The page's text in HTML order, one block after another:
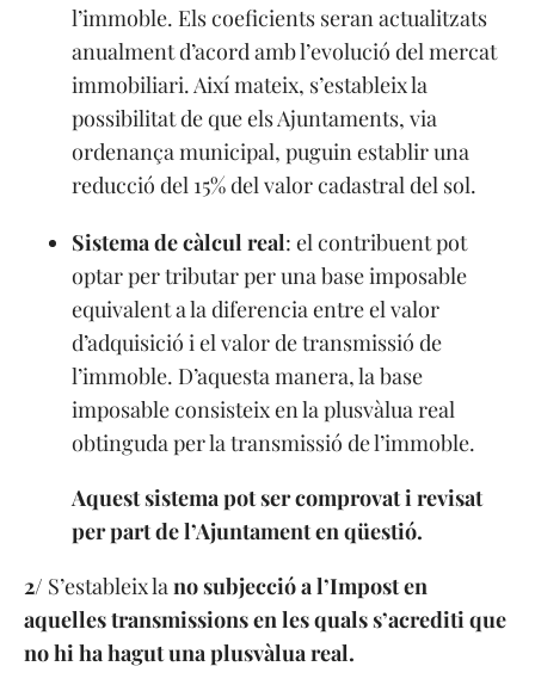
l’immoble. Els coeficients seran actualitzats
anualment d’acord amb l’evolució del mercat
immobiliari. Així mateix, s’estableix la
possibilitat de que els Ajuntaments, via
ordenança municipal, puguin establir una
reducció del 15% del valor cadastral del sol.
Sistema de càlcul real: el contribuent pot
optar per tributar per una base imposable
equivalent a la diferencia entre el valor
d’adquisició i el valor de transmissió de
l’immoble. D’aquesta manera, la base
imposable consisteix en la plusvàlua real
obtinguda per la transmissió de l’immoble.
Aquest sistema pot ser comprovat i revisat
per part de l’Ajuntament en qüestió.
2/ S’estableix lano subjecció a l’Impost en
aquelles transmissions en les quals s’acrediti que
no hi ha hagut una plusvàlua real.